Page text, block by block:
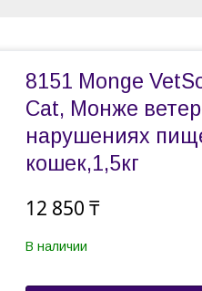
8151 Monge
Cat, Монже
нарушениях
кошек,1,5кг
12 850 ₸
В наличии